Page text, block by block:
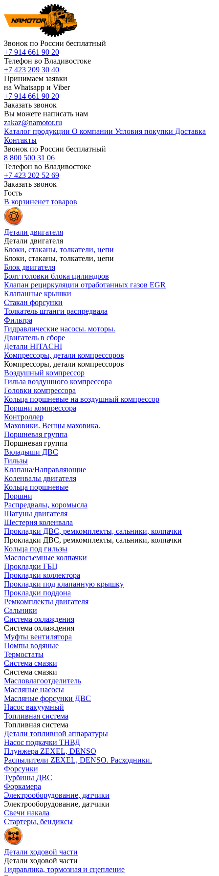
Звонок по России бесплатный
+7 914 661 90 20
Телефон во Владивостоке
+7 423 209 30 40
Принимаем заявки
на Whatsapp и Viber
+7 914 661 90 20
Заказать звонок
Вы можете написать нам
zakaz@namotor.ru
Каталог продукции О компании Условия покупки Доставка
Контакты
Звонок по России бесплатный
8 800 500 31 06
Телефон во Владивостоке
+7 423 202 52 69
Заказать звонок
Гость
В корзиненет товаров
Детали двигателя
Детали двигателя
Блоки, стаканы, толкатели, цепи
Блоки, стаканы, толкатели, цепи
Блок двигателя
Болт головки блока цилиндров
Клапан рециркуляции отработанных газов EGR
Клапанные крышки
Стакан форсунки
Толкатель штанги распредвала
Фильтра
Гидравлические насосы. моторы.
Двигатель в сборе
Детали HITACHI
Компрессоры, детали компрессоров
Компрессоры, детали компрессоров
Воздушный компрессор
Гильза воздушного компрессора
Головки компрессора
Кольца поршневые на воздушный компрессор
Поршни компрессора
Контроллер
Маховики. Венцы маховика.
Поршневая группа
Поршневая группа
Вкладыши ДВС
Гильзы
Клапана/Направляющие
Коленвалы двигателя
Кольца поршневые
Поршни
Распредвалы, коромысла
Шатуны двигателя
Шестерня коленвала
Прокладки ДВС, ремкомплекты, сальники, колпачки
Прокладки ДВС, ремкомплекты, сальники, колпачки
Кольца под гильзы
Маслосъемные колпачки
Прокладки ГБЦ
Прокладки коллектора
Прокладки под клапанную крышку
Прокладки поддона
Ремкомплекты двигателя
Сальники
Система охлаждения
Система охлаждения
Муфты вентилятора
Помпы водяные
Термостаты
Система смазки
Система смазки
Масловлагоотделитель
Масляные насосы
Масляные форсунки ДВС
Насос вакуумный
Топливная система
Топливная система
Детали топливной аппаратуры
Насос подкачки ТНВД
Плунжера ZEXEL, DENSO
Распылители ZEXEL, DENSO. Расходники.
Форсунки
Турбины ДВС
Форкамера
Электрооборудование, датчики
Электрооборудование, датчики
Свечи накала
Стартеры, бендиксы
Детали ходовой части
Детали ходовой части
Гидравлика, тормозная и сцепление